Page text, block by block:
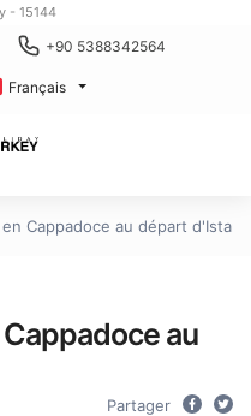
- 15144
+90 5388342564
Français
Cappadoce au départ
au
Partager